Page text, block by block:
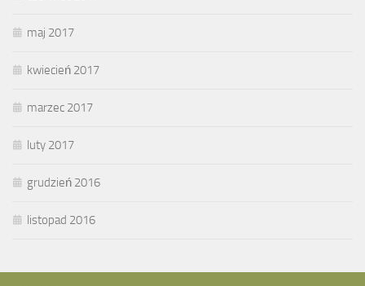
maj 2017
kwiecień 2017
marzec 2017
luty 2017
grudzień 2016
listopad 2016